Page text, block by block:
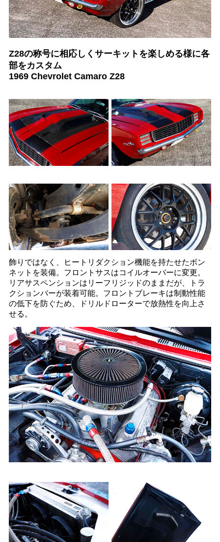
Z28の称号に相応しくサーキットを楽しめる様に各
部をカスタム
1969 Chevrolet Camaro Z28
飾りではなく、ヒートリダクション機能を持たせたボン
ネットを装備。フロントサスはコイルオーバーに変更。
リアサスペンションはリーフリジッドのままだが、トラ
クションバーが装着可能。フロントブレーキは制動性能
の低下を防ぐため、ドリルドローターで放熱性を向上さ
せる。